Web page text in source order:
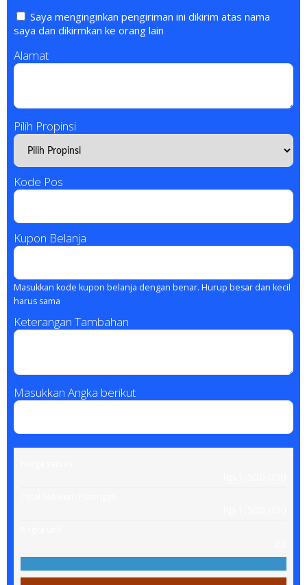
Saya menginginkan pengiriman ini dikirim atas nama
saya dan dikirmkan ke orang lain
Alamat
Pilih Propinsi
Kode Pos
Kupon Belanja
Masukkan kode kupon belanja dengan benar. Hurup besar dan kecil
harus sama
Keterangan Tambahan
Masukkan Angka berikut